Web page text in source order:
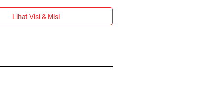
Lihat Visi & Misi